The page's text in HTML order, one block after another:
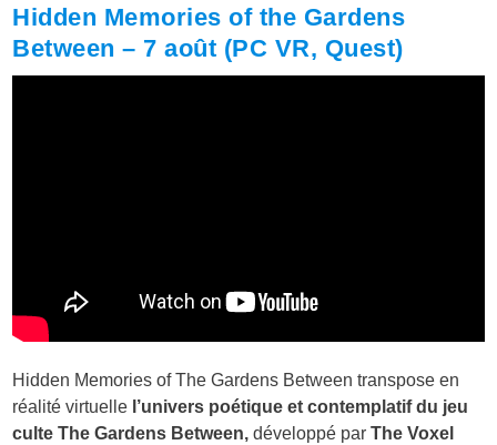
Hidden Memories of the Gardens
Between – 7 août (PC VR, Quest)
Hidden Memories of The Gardens Between transpose en
réalité virtuelle l’univers poétique et contemplatif du jeu
culte The Gardens Between, développé parThe Voxel